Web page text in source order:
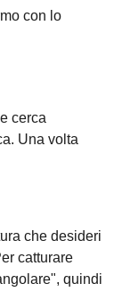
con lo
cerca
Una volta
che desideri
catturare
quindi